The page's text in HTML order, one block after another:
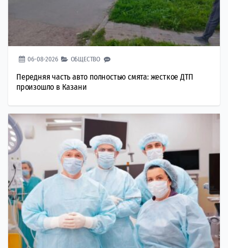
06-08-2026 ОБЩЕСТВО
Передняя часть авто полностью смята: жесткое ДТП
произошло в Казани